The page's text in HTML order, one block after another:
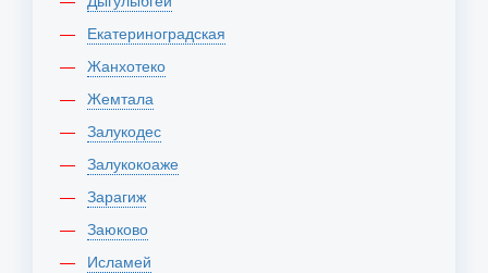
Екатериноградская
Жанхотеко
Жемтала
Залукодес
Залукокоаже
Зарагиж
Заюково
Исламей